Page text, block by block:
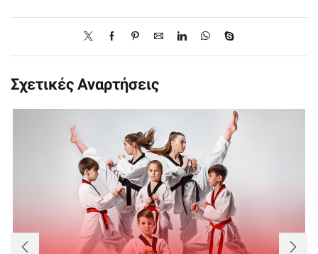
Σχετικές Αναρτήσεις